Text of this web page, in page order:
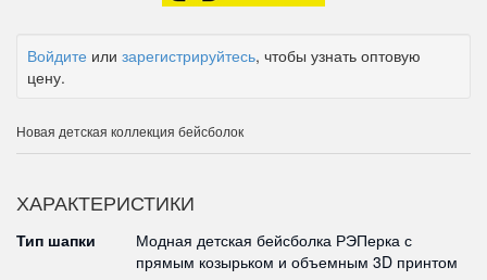
Войдите или зарегистрируйтесь, чтобы узнать оптовую
цену.
Новая детская коллекция бейсболок
ХАРАКТЕРИСТИКИ
Тип шапки
Модная детская бейсболка РЭПерка с
прямым козырьком и объемным 3D принтом